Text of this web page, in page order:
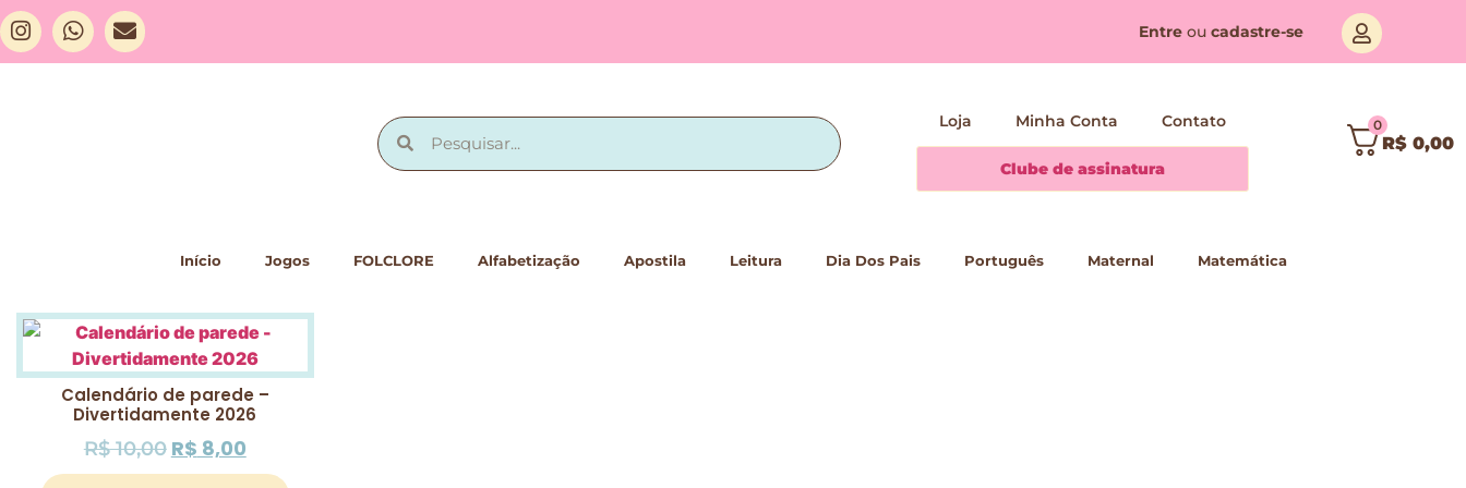
Entreou cadastre-se
Loja Minha Conta Contato
Clube de assinatura
0
R$ 0,00
Início Jogos FOLCLORE Alfabetização Apostila Leitura Dia Dos Pais Português Maternal Matemática
Calendário de parede –
Divertidamente 2026
R$10,00 R$ 8,00